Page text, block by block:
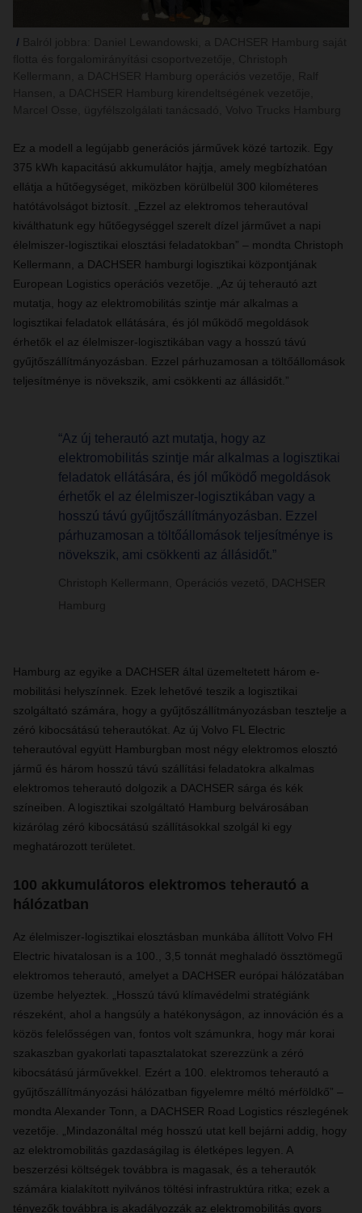
Ez a modell a legújabb generációs járművek közé tartozik. Egy
375 kWh kapacitású akkumulátor hajtja, amely megbízhatóan
ellátja a hűtőegységet, miközben körülbelül 300 kilométeres
hatótávolságot biztosít. „Ezzel az elektromos teherautóval
kiválthatunk egy hűtőegységgel szerelt dízel járművet a napi
élelmiszer-logisztikai elosztási feladatokban” – mondta Christoph
Kellermann, a DACHSER hamburgi logisztikai központjának
European Logistics operációs vezetője. „Az új teherautó azt
mutatja, hogy az elektromobilitás szintje már alkalmas a
logisztikai feladatok ellátására, és jól működő megoldások
érhetők el az élelmiszer-logisztikában vagy a hosszú távú
gyűjtőszállítmányozásban. Ezzel párhuzamosan a töltőállomások
teljesítménye is növekszik, ami csökkenti az állásidőt.”
“Az új teherautó azt mutatja, hogy az
elektromobilitás szintje már alkalmas a logisztikai
feladatok ellátására, és jól működő megoldások
érhetők el az élelmiszer-logisztikában vagy a
hosszú távú gyűjtőszállítmányozásban. Ezzel
párhuzamosan a töltőállomások teljesítménye is
növekszik, ami csökkenti az állásidőt.”
Christoph Kellermann, Operációs vezető, DACHSER
Hamburg
Hamburg az egyike a DACHSER által üzemeltetett három e-
mobilitási helyszínnek. Ezek lehetővé teszik a logisztikai
szolgáltató számára, hogy a gyűjtőszállítmányozásban tesztelje a
zéró kibocsátású teherautókat. Az új Volvo FL Electric
teherautóval együtt Hamburgban most négy elektromos elosztó
jármű és három hosszú távú szállítási feladatokra alkalmas
elektromos teherautó dolgozik a DACHSER sárga és kék
színeiben. A logisztikai szolgáltató Hamburg belvárosában
kizárólag zéró kibocsátású szállításokkal szolgál ki egy
meghatározott területet.
100 akkumulátoros elektromos teherautó a
hálózatban
Az élelmiszer-logisztikai elosztásban munkába állított Volvo FH
Electric hivatalosan is a 100., 3,5 tonnát meghaladó össztömegű
elektromos teherautó, amelyet a DACHSER európai hálózatában
üzembe helyeztek. „Hosszú távú klímavédelmi stratégiánk
részeként, ahol a hangsúly a hatékonyságon, az innováción és a
közös felelősségen van, fontos volt számunkra, hogy már korai
szakaszban gyakorlati tapasztalatokat szerezzünk a zéró
kibocsátású járművekkel. Ezért a 100. elektromos teherautó a
gyűjtőszállítmányozási hálózatban figyelemre méltó mérföldkő” –
mondta Alexander Tonn, a DACHSER Road Logistics részlegének
vezetője. „Mindazonáltal még hosszú utat kell bejárni addig, hogy
az elektromobilitás gazdaságilag is életképes legyen. A
beszerzési költségek továbbra is magasak, és a teherautók
számára kialakított nyilvános töltési infrastruktúra ritka; ezek a
tényezők továbbra is akadályozzák az elektromobilitás gyors